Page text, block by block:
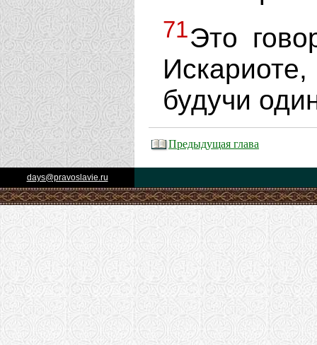
71Это
будучи
Предыдущая глава
days@pravoslavie.ru